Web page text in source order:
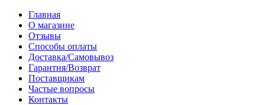
Главная
О магазине
Отзывы
Способы оплаты
Доставка/Самовывоз
Гарантия/Возврат
Поставщикам
Частые вопросы
Контакты